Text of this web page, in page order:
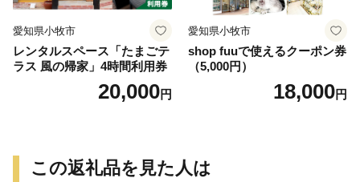
愛知県小牧市
レンタルスペース「たまごテ
ラス 風の帰家」4時間利用券
20,000円
愛知県小牧市
shop fuuで使えるクーポン券
（5,000円）
18,000円
この返礼品を見た人は